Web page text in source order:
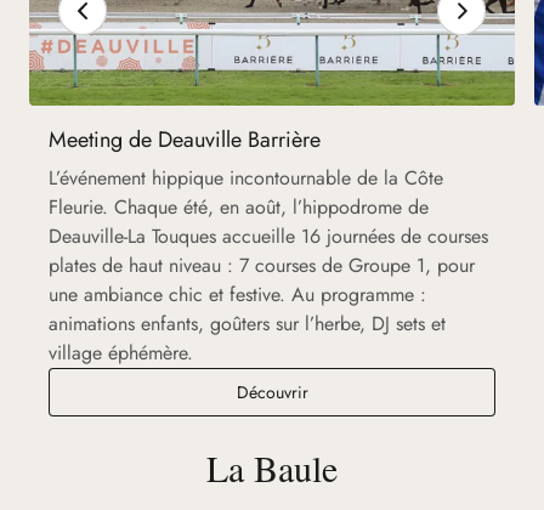
Meeting de Deauville Barrière
L’événement hippique incontournable de la Côte
Fleurie. Chaque été, en août, l’hippodrome de
Deauville-La Touques accueille 16 journées de courses
plates de haut niveau : 7 courses de Groupe 1, pour
une ambiance chic et festive. Au programme :
animations enfants, goûters sur l’herbe, DJ sets et
village éphémère.
Découvrir
La Baule